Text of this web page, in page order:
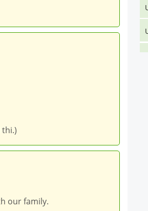
our family.